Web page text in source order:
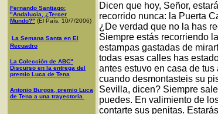
Fernando Santiago:
"Andalucía, ¿Tercer
Mundo?" (El País, 10/7/2006)
La Semana Santa en El
Recuadro
La Colección de ABC"
Discurso en la entrega del
premio Luca de Tena
Antonio Burgos, premio Luca
de Tena a una trayectoria
Dicen que hoy, Señor,
recorrido nunca: la Puerta
¿De verdad que no la has
Siempre estás recorriendo
estampas gastadas de
todas esas calles has
antes estuvo en casa de
cuando desmontasteis su
Sevilla, dicen? Siempre
puedes. En valimiento de
contarte sus penitas.